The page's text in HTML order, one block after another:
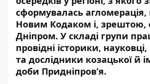
сформувалась
Новим Кодаком і, зрештою,
Дніпром. У складі групи
провідні історики,
та дослідники козацької й
доби Придніпров’я.